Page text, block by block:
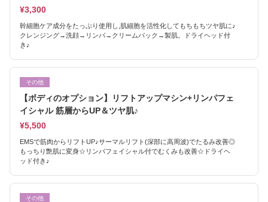
¥3,300
幹細胞ケア成分をたっぷり使用し,肌細胞を活性化してもちもちツヤ肌に♪
クレンジング→洗顔→リンパ→クリームパック→製肌。ドライヘッド付
き♪
その他
【ボディのオプション】リフトアップマシン+リンパフェ
イシャル 筋層からUP＆ツヤ肌♪
¥5,500
EMSで筋肉からリフトUP♪サーマルリフト(深部に高周波)でたるみ改善◎
もっちり艶肌に変身☆リンパフェイシャル付でむくみも改善☆ドライヘ
ッド付き♪
その他